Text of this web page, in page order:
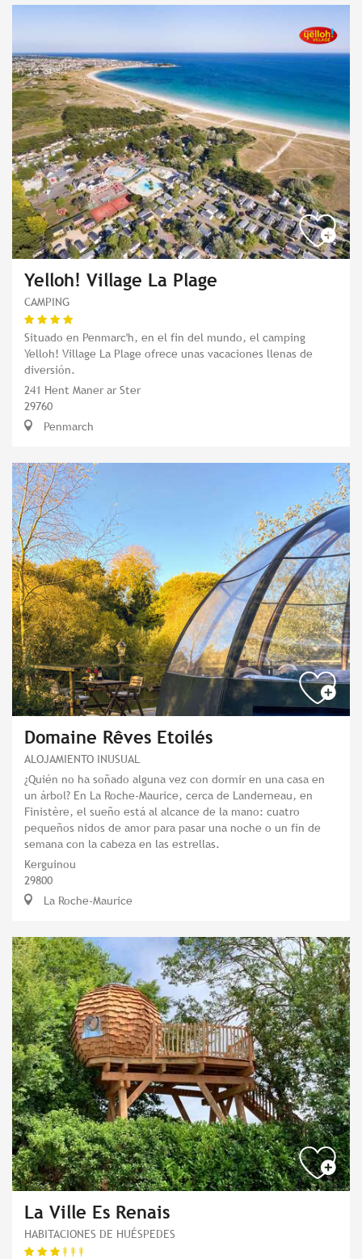
Yelloh! Village La Plage
CAMPING
Situado en Penmarc'h, en el fin del mundo, el camping
Yelloh! Village La Plage ofrece unas vacaciones llenas de
diversión.
241 Hent Maner ar Ster
29760
Penmarch
Domaine Rêves Etoilés
ALOJAMIENTO INUSUAL
¿Quién no ha soñado alguna vez con dormir en una casa en
un árbol? En La Roche-Maurice, cerca de Landerneau, en
Finistère, el sueño está al alcance de la mano: cuatro
pequeños nidos de amor para pasar una noche o un fin de
semana con la cabeza en las estrellas.
Kerguinou
29800
La Roche-Maurice
La Ville Es Renais
HABITACIONES DE HUÉSPEDES